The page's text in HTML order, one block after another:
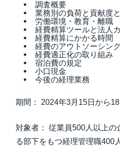
調査概要
業務別の負荷と貢献度
労働環境・教育・離職
経費精算ツールと法人
経費精算にかかる時間
経費のアウトソーシン
経費適正化の取り組み
宿泊費の規定
小口現金
今後の経理業務
期間： 2024年3月15日から
対象者： 従業員500人以上の
る部下をもつ経理管理職400人